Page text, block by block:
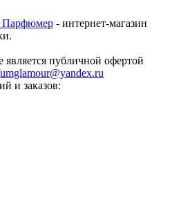
Парфюмер - интернет-магазин
публичной офертой
и заказов: